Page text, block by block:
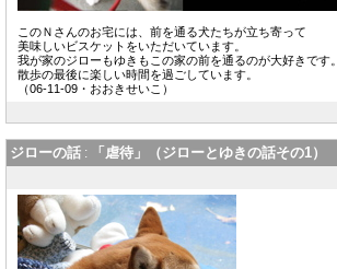
このＮさんのお宅には、前を通る犬たちが立ち寄って
美味しいビスケットをいただいています。
我が家のジローもゆきもこの家の前を通るのが大好きです。
散歩の最後に楽しい時間を過ごしています。
（06-11-09・おおきせいこ）
ジローの話 : 「虐待」（ジローとゆきの話その1）